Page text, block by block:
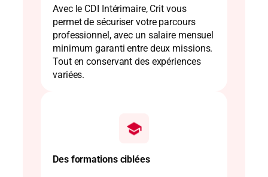
Avec le CDI Intérimaire, Crit vous
permet de sécuriser votre parcours
professionnel, avec un salaire mensuel
minimum garanti entre deux missions.
Tout en conservant des expériences
variées.
Des formations ciblées